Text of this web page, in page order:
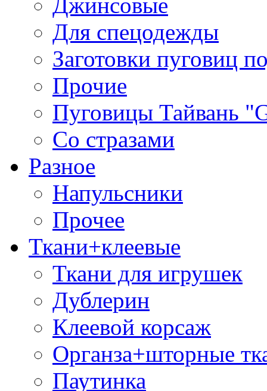
Для спецодежды
Заготовки пуговиц
Прочие
Пуговицы Тайвань
Со стразами
Разное
Напульсники
Прочее
Ткани+клеевые
Ткани для игрушек
Дублерин
Клеевой корсаж
Органза+шторные
Паутинка